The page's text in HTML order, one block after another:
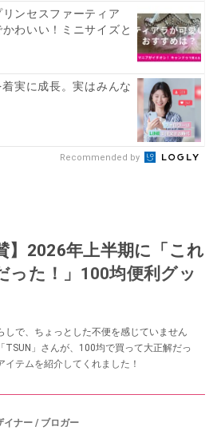
ンセスファーティア
わいい！ミニサイズと
実に成長。実はみんな
Recommended by
】2026年上半期に「これ
った！」100均便利グッ
しで、ちょっとした不便を感じていません
TSUN」さんが、100均で買って大正解だっ
テムを紹介してくれました！
イナー / ブロガー